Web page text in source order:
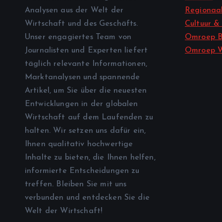
Analysen aus der Welt der
Wirtschaft und des Geschäfts.
Unser engagiertes Team von
Journalisten und Experten liefert
täglich relevante Informationen,
Marktanalysen und spannende
Artikel, um Sie über die neuesten
Entwicklungen in der globalen
Wirtschaft auf dem Laufenden zu
halten. Wir setzen uns dafür ein,
Ihnen qualitativ hochwertige
Inhalte zu bieten, die Ihnen helfen,
informierte Entscheidungen zu
treffen. Bleiben Sie mit uns
verbunden und entdecken Sie die
Welt der Wirtschaft!
Cultuur
Omroep
Omroep